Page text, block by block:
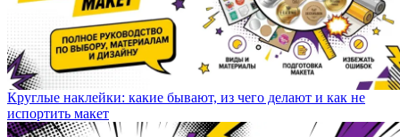
Круглые наклейки: какие бывают, из чего делают и как не
испортить макет